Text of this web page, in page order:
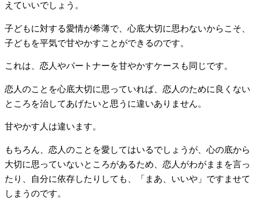
えていいでしょう。
子どもに対する愛情が希薄で、心底大切に思わないからこそ、
子どもを平気で甘やかすことができるのです。
これは、恋人やパートナーを甘やかすケースも同じです。
恋人のことを心底大切に思っていれば、恋人のために良くない
ところを治してあげたいと思うに違いありません。
甘やかす人は違います。
もちろん、恋人のことを愛してはいるでしょうが、心の底から
大切に思っていないところがあるため、恋人がわがままを言っ
たり、自分に依存したりしても、「まあ、いいや」ですませて
しまうのです。